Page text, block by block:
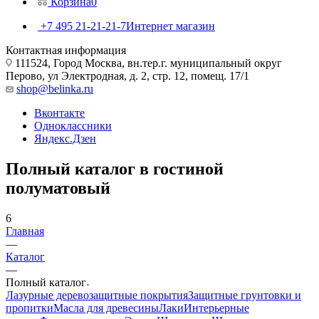
+7 495 21-21-21-7Интернет магазин
Контактная информация
111524, Город Москва, вн.тер.г. муниципальный округ
Перово, ул Электродная, д. 2, стр. 12, помещ. 17/1
shop@belinka.ru
Вконтакте
Одноклассники
Яндекс.Дзен
Полный каталог в гостиной
полуматовый
6
Главная
—
Каталог
—
Полный каталог
Лазурные деревозащитные покрытияЗащитные грунтовки и
пропиткиМасла для древесиныЛакиИнтерьерные